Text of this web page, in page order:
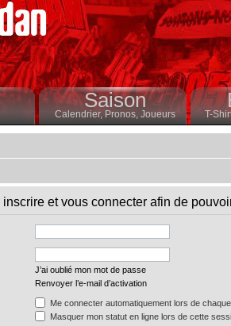
Saison
Calendrier,Pronos, Joueurs T-
et vous connecter afin de
J’ai oublié mon mot de passe
Renvoyer l’e-mail d’activation
Me connecter automatiquement lors de
Masquer mon statut en ligne lors de cette